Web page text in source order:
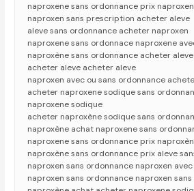
naproxene sans ordonnance prix
naproxen sans prescription acheter aleve
aleve sans ordonnance acheter naproxen
naproxene sans ordonnace naproxene
naproxène sans ordonnance acheter aleve
acheter aleve acheter aleve
naproxen avec ou sans ordonnance
acheter naproxene sodique sans
naproxene sodique
acheter naproxène sodique sans
naproxène achat naproxene sans
naproxene sans ordonnance prix
naproxène sans ordonnance prix aleve
naproxen sans ordonnance naproxen
naproxen sans ordonnance naproxen